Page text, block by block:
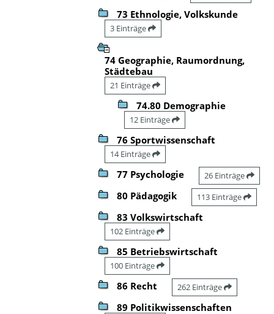
73 Ethnologie, Volkskunde
3 Einträge
74 Geographie, Raumordnung,
Städtebau
21 Einträge
74.80 Demographie
12 Einträge
76 Sportwissenschaft
14 Einträge
77 Psychologie 26 Einträge
80 Pädagogik 113 Einträge
83 Volkswirtschaft
102 Einträge
85 Betriebswirtschaft
100 Einträge
86 Recht 262 Einträge
89 Politikwissenschaften